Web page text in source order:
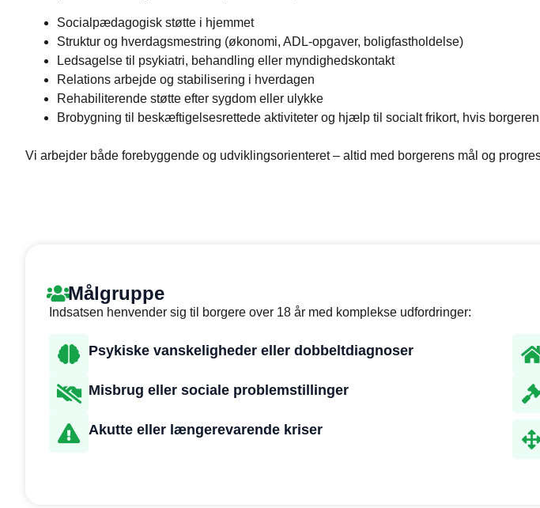
Socialpædagogisk støtte i hjemmet
Struktur og hverdagsmestring (økonomi, ADL‑opgaver, boligfastholdelse)
Ledsagelse til psykiatri, behandling eller myndighedskontakt
Relations arbejde og stabilisering i hverdagen
Rehabiliterende støtte efter sygdom eller ulykke
Brobygning til beskæftigelsesrettede aktiviteter og hjælp til socialt frikort, hvis
Vi arbejder både forebyggende og udviklingsorienteret – altid med borgerens mål og
Målgruppe
Indsatsen henvender sig til borgere over 18 år med komplekse udfordringer:
Psykiske vanskeligheder eller dobbeltdiagnoser
Misbrug eller sociale problemstillinger
Akutte eller længerevarende kriser